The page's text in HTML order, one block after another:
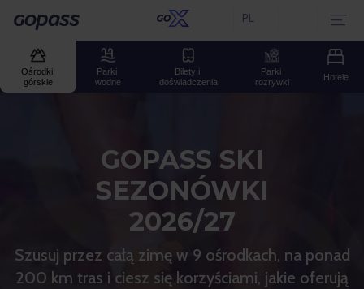
Gopass
PL
Ośrodki
górskie
Parki
wodne
Bilety i
doświadczenia
Parki
rozrywki
Hotele
GOPASS SKI
SEZONÓWKI
2026/27
Szusuj przez całą zimę w 9 ośrodkach, na ponad
200 km tras i ciesz się korzyściami, jakie oferują